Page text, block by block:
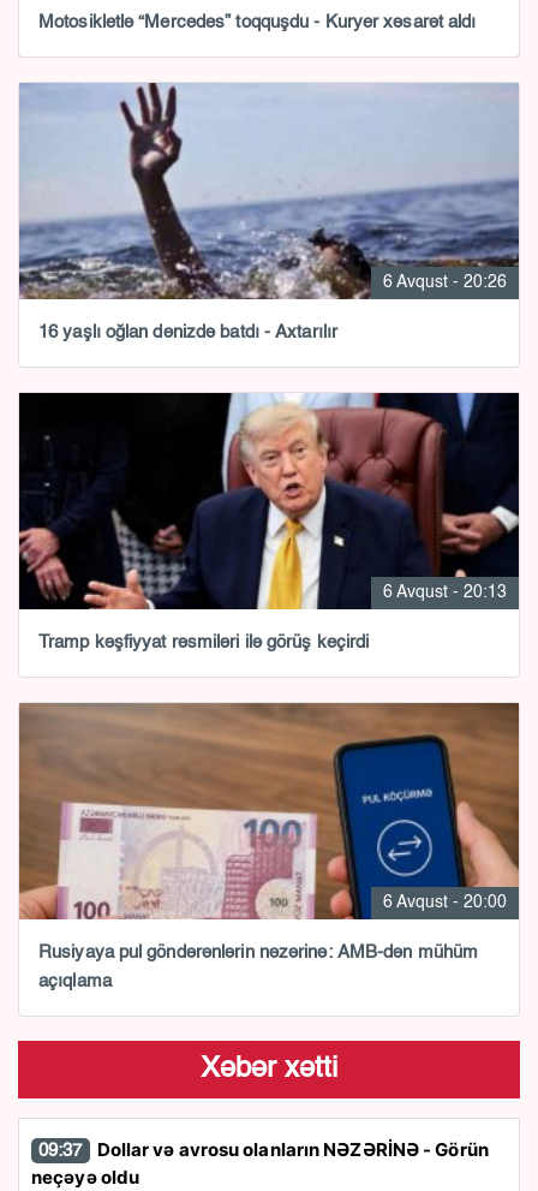
Motosikletlə “Mercedes” toqquşdu - Kuryer xəsarət aldı
6 Avqust - 20:26
16 yaşlı oğlan dənizdə batdı - Axtarılır
6 Avqust - 20:13
Tramp kəşfiyyat rəsmiləri ilə görüş keçirdi
6 Avqust - 20:00
Rusiyaya pul göndərənlərin nəzərinə: AMB-dən mühüm
açıqlama
Xəbər xətti
09:37
neçəyə oldu